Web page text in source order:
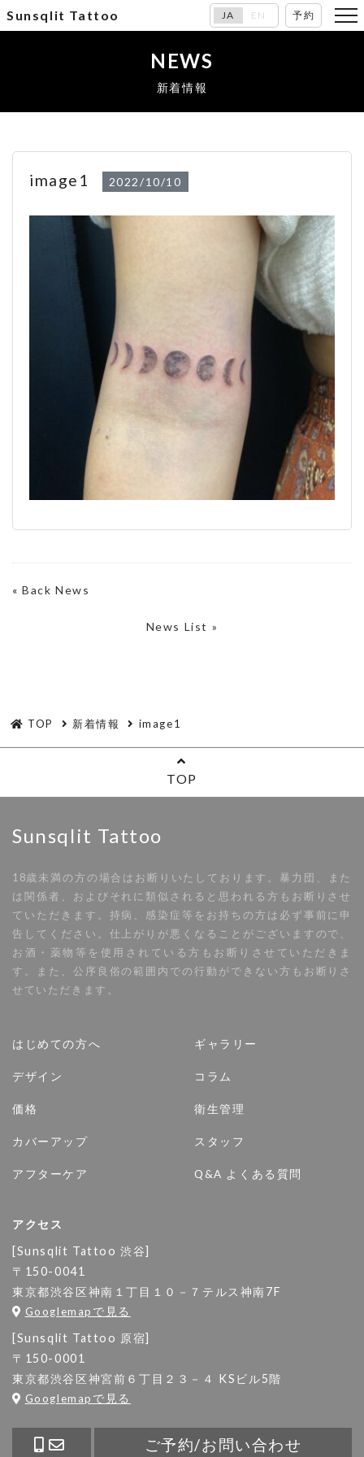
Sunsqlit Tattoo JA EN 予約
NEWS
新着情報
image1 2022/10/10
«Back News
News List »
TOP 新着情報 image1
TOP
Sunsqlit Tattoo
18歳未満の方の場合はお断りいたしております。暴力団、また
は関係者、およびそれに類似されると思われる方もお断りさせ
ていただきます。持病、感染症等をお持ちの方は必ず事前に申
告してください。仕上がりが悪くなることがございますので、
お酒・薬物等を使用されている方もお断りさせていただきま
す。また、公序良俗の範囲内での行動ができない方もお断りさ
せていただきます。
はじめての方へ
デザイン
価格
カバーアップ
アフターケア
ギャラリー
コラム
衛生管理
スタッフ
Q&A よくある質問
アクセス
[Sunsqlit Tattoo 渋谷]
〒150-0041
東京都渋谷区神南１丁目１０－７テルス神南7F
Googlemapで見る
[Sunsqlit Tattoo 原宿]
〒150-0001
東京都渋谷区神宮前６丁目２３－４ KSビル5階
Googlemapで見る
ご予約/お問い合わせ